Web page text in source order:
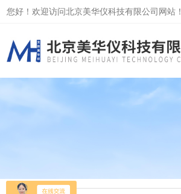
您好！欢迎访问北京美华仪科技有限公司网站！